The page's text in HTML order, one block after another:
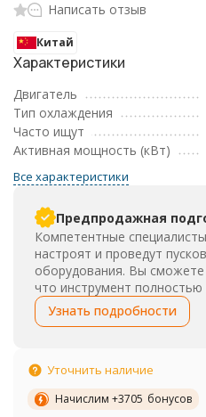
Написать отзыв
Китай
Характеристики
Двигатель
Тип охлаждения
Часто ищут
Активная мощность (кВт)
Все характеристики
Предпродажная
Компетентные
настроят и проведут
оборудования. Вы сможете
что инструмент полностью
Узнать подробности
Уточнить наличие
Начислим +3705 бонусов